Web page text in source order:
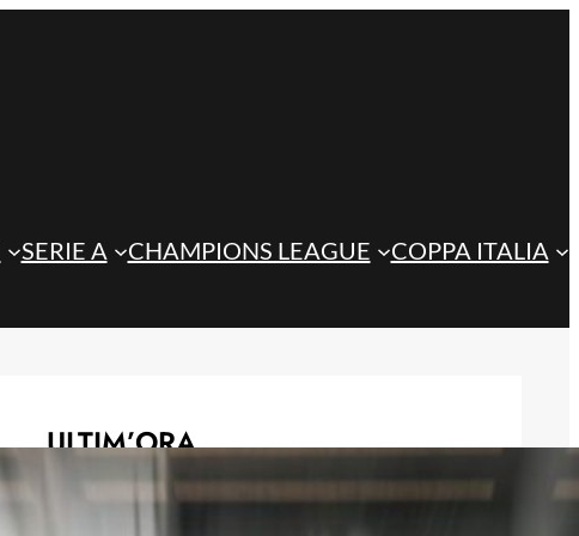
SERIE A CHAMPIONS LEAGUE
COPPA ITALIA
ULTIM’ORA